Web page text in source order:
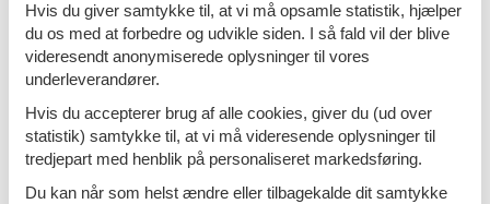
Sommerhus - 4 personer - 52730 -
Pertunmaa
4 personer
Sommerhus - 8 personer - 19470 -
Pertunmaa
Hvis du giver samtykke til, at vi må opsamle statistik, hjælper
du os med at forbedre og udvikle siden. I så fald vil der blive
videresendt anonymiserede oplysninger til vores
underleverandører.
Hvis du accepterer brug af alle cookies, giver du (ud over
statistik) samtykke til, at vi må videresende oplysninger til
tredjepart med henblik på personaliseret markedsføring.
Du kan når som helst ændre eller tilbagekalde dit samtykke